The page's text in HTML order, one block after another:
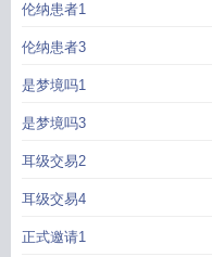
伦纳患者1
伦纳患者3
是梦境吗1
是梦境吗3
耳级交易2
耳级交易4
正式邀请1